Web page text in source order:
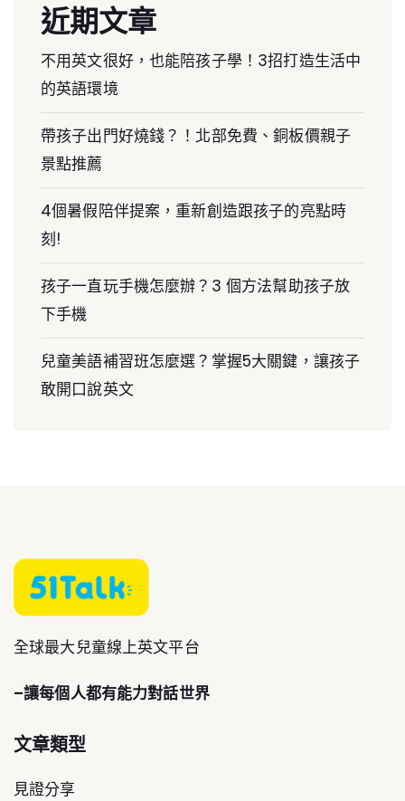
近期文章
不用英文很好，也能陪孩子學！3招打造生活中
的英語環境
帶孩子出門好燒錢？！北部免費、銅板價親子
景點推薦
4個暑假陪伴提案，重新創造跟孩子的亮點時
刻!
孩子一直玩手機怎麼辦？3 個方法幫助孩子放
下手機
兒童美語補習班怎麼選？掌握5大關鍵，讓孩子
敢開口說英文
全球最大兒童線上英文平台
–讓每個人都有能力對話世界
文章類型
見證分享